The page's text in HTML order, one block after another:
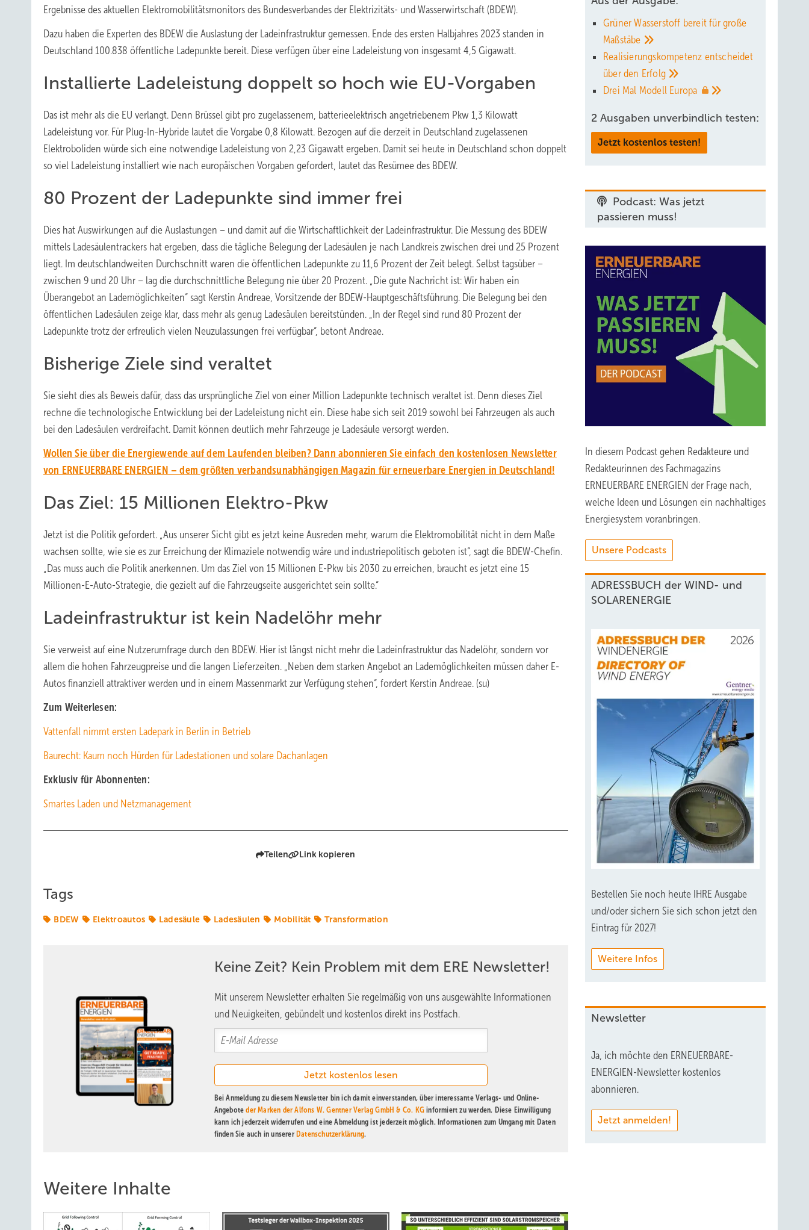
Ergebnisse des aktuellen Elektromobilitätsmonitors des Bundesverbandes der Elektrizitäts- und Wasserwirtschaft (BDEW).
Dazu haben die Experten des BDEW die Auslastung der Ladeinfrastruktur gemessen. Ende des ersten Halbjahres 2023 standen in
Deutschland 100.838 öffentliche Ladepunkte bereit. Diese verfügen über eine Ladeleistung von insgesamt 4,5 Gigawatt.
Installierte Ladeleistung doppelt so hoch wie EU-Vorgaben
Das ist mehr als die EU verlangt. Denn Brüssel gibt pro zugelassenem, batterieelektrisch angetriebenem Pkw 1,3 Kilowatt
Ladeleistung vor. Für Plug-In-Hybride lautet die Vorgabe 0,8 Kilowatt. Bezogen auf die derzeit in Deutschland zugelassenen
Elektroboliden würde sich eine notwendige Ladeleistung von 2,23 Gigawatt ergeben. Damit sei heute in Deutschland schon doppelt
so viel Ladeleistung installiert wie nach europäischen Vorgaben gefordert, lautet das Resümee des BDEW.
80 Prozent der Ladepunkte sind immer frei
Dies hat Auswirkungen auf die Auslastungen – und damit auf die Wirtschaftlichkeit der Ladeinfrastruktur. Die Messung des BDEW
mittels Ladesäulentrackers hat ergeben, dass die tägliche Belegung der Ladesäulen je nach Landkreis zwischen drei und 25 Prozent
liegt. Im deutschlandweiten Durchschnitt waren die öffentlichen Ladepunkte zu 11,6 Prozent der Zeit belegt. Selbst tagsüber –
zwischen 9 und 20 Uhr – lag die durchschnittliche Belegung nie über 20 Prozent. „Die gute Nachricht ist: Wir haben ein
Überangebot an Lademöglichkeiten“ sagt Kerstin Andreae, Vorsitzende der BDEW-Hauptgeschäftsführung. Die Belegung bei den
öffentlichen Ladesäulen zeige klar, dass mehr als genug Ladesäulen bereitstünden. „In der Regel sind rund 80 Prozent der
Ladepunkte trotz der erfreulich vielen Neuzulassungen frei verfügbar“, betont Andreae.
Bisherige Ziele sind veraltet
Sie sieht dies als Beweis dafür, dass das ursprüngliche Ziel von einer Million Ladepunkte technisch veraltet ist. Denn dieses Ziel
rechne die technologische Entwicklung bei der Ladeleistung nicht ein. Diese habe sich seit 2019 sowohl bei Fahrzeugen als auch
bei den Ladesäulen verdreifacht. Damit können deutlich mehr Fahrzeuge je Ladesäule versorgt werden.
Wollen Sie über die Energiewende auf dem Laufenden bleiben? Dann abonnieren Sie einfach den kostenlosen Newsletter
von ERNEUERBARE ENERGIEN – dem größten verbandsunabhängigen Magazin für erneuerbare Energien in Deutschland!
Das Ziel: 15 Millionen Elektro-Pkw
Jetzt ist die Politik gefordert. „Aus unserer Sicht gibt es jetzt keine Ausreden mehr, warum die Elektromobilität nicht in dem Maße
wachsen sollte, wie sie es zur Erreichung der Klimaziele notwendig wäre und industriepolitisch geboten ist“, sagt die BDEW-Chefin.
„Das muss auch die Politik anerkennen. Um das Ziel von 15 Millionen E-Pkw bis 2030 zu erreichen, braucht es jetzt eine 15
Millionen-E-Auto-Strategie, die gezielt auf die Fahrzeugseite ausgerichtet sein sollte.“
Ladeinfrastruktur ist kein Nadelöhr mehr
Sie verweist auf eine Nutzerumfrage durch den BDEW. Hier ist längst nicht mehr die Ladeinfrastruktur das Nadelöhr, sondern vor
allem die hohen Fahrzeugpreise und die langen Lieferzeiten. „Neben dem starken Angebot an Lademöglichkeiten müssen daher E-
Autos finanziell attraktiver werden und in einem Massenmarkt zur Verfügung stehen“, fordert Kerstin Andreae. (su)
Zum Weiterlesen:
Vattenfall nimmt ersten Ladepark in Berlin in Betrieb
Baurecht: Kaum noch Hürden für Ladestationen und solare Dachanlagen
Exklusiv für Abonnenten:
Smartes Laden und Netzmanagement
Teilen Link kopieren
Tags
BDEW Elektroautos Ladesäule Ladesäulen Mobilität Transformation
Keine Zeit? Kein Problem mit dem ERE Newsletter!
Mit unserem Newsletter erhalten Sie regelmäßig von uns ausgewählte Informationen
und Neuigkeiten, gebündelt und kostenlos direkt ins Postfach.
Bei Anmeldung zu diesem Newsletter bin ich damit einverstanden, über interessante Verlags- und Online-
Angeboteder Marken der Alfons W. Gentner Verlag GmbH & Co. KG informiert zu werden. Diese Einwilligung
kann ich jederzeit widerrufen und eine Abmeldung ist jederzeit möglich. Informationen zum Umgang mit Daten
finden Sie auch in unserer Datenschutzerklärung.
Weitere Inhalte
Grüner Wasserstoff bereit für große
Maßstäbe
Realisierungskompetenz entscheidet
über den Erfolg
Drei Mal Modell Europa
2 Ausgaben unverbindlich testen:
Jetzt kostenlos testen!
Podcast: Was jetzt
passieren muss!
In diesem Podcast gehen Redakteure und
Redakteurinnen des Fachmagazins
ERNEUERBARE ENERGIEN der Frage nach,
welche Ideen und Lösungen ein nachhaltiges
Energiesystem voranbringen.
Unsere Podcasts
ADRESSBUCH der WIND- und
SOLARENERGIE
Bestellen Sie noch heute IHRE Ausgabe
und/oder sichern Sie sich schon jetzt den
Eintrag für 2027!
Weitere Infos
Newsletter
Ja, ich möchte den ERNEUERBARE-
ENERGIEN-Newsletter kostenlos
abonnieren.
Jetzt anmelden!